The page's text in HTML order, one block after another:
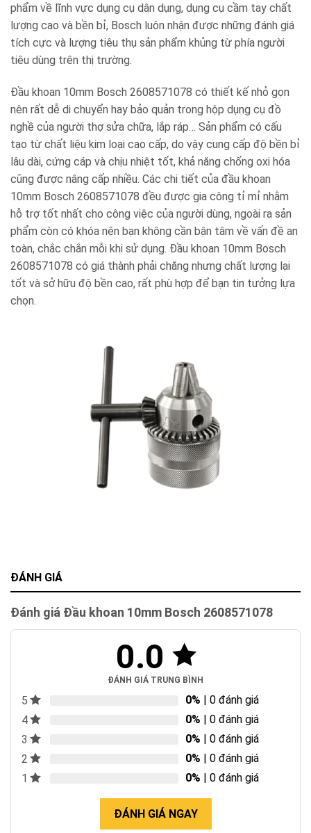
phẩm về lĩnh vực dụng cụ dân dụng, dụng cụ cầm tay chất
lượng cao và bền bỉ, Bosch luôn nhận được những đánh giá
tích cực và lượng tiêu thụ sản phẩm khủng từ phía người
tiêu dùng trên thị trường.
Đầu khoan 10mm Bosch 2608571078 có thiết kế nhỏ gọn
nên rất dễ di chuyển hay bảo quản trong hộp dụng cụ đồ
nghề của người thợ sửa chữa, lắp ráp… Sản phẩm có cấu
tạo từ chất liệu kim loại cao cấp, do vậy cung cấp độ bền bỉ
lâu dài, cứng cáp và chịu nhiệt tốt, khả năng chống oxi hóa
cũng được nâng cấp nhiều. Các chi tiết của đầu khoan
10mm Bosch 2608571078 đều được gia công tỉ mỉ nhằm
hỗ trợ tốt nhất cho công việc của người dùng, ngoài ra sản
phẩm còn có khóa nên bạn không cần bận tâm về vấn đề an
toàn, chắc chắn mỗi khi sử dụng. Đầu khoan 10mm Bosch
2608571078 có giá thành phải chăng nhưng chất lượng lại
tốt và sở hữu độ bền cao, rất phù hợp để bạn tin tưởng lựa
chọn.
ĐÁNH GIÁ
Đánh giá Đầu khoan 10mm Bosch 2608571078
0.0
ĐÁNH GIÁ TRUNG BÌNH
5 0% | 0 đánh giá
4
0% | 0 đánh giá
3
0% | 0 đánh giá
2
0% | 0 đánh giá
1
0% | 0 đánh giá
ĐÁNH GIÁ NGAY